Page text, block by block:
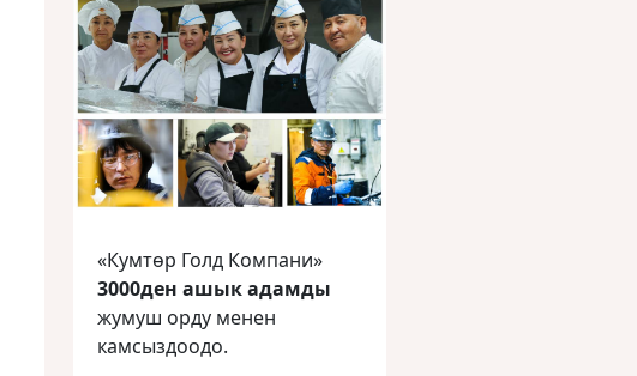
«Кумтөр Голд Компани»
3000ден ашык адамды
жумуш орду менен
камсыздоодо.